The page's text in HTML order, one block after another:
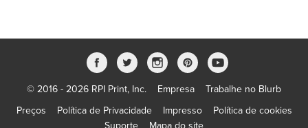
© 2016 - 2026 RPI Print, Inc. Empresa
Trabalhe no Blurb
Preços
Política de Privacidade Impresso
Política de cookies
Suporte
Mapa do site